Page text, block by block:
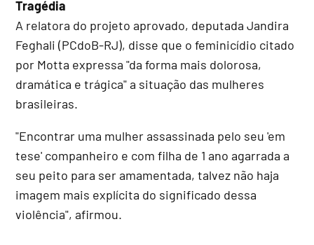
Tragédia
A relatora do projeto aprovado, deputada Jandira
Feghali (PCdoB-RJ), disse que o feminicídio citado
por Motta expressa "da forma mais dolorosa,
dramática e trágica" a situação das mulheres
brasileiras.
"Encontrar uma mulher assassinada pelo seu 'em
tese' companheiro e com filha de 1 ano agarrada a
seu peito para ser amamentada, talvez não haja
imagem mais explícita do significado dessa
violência", afirmou.